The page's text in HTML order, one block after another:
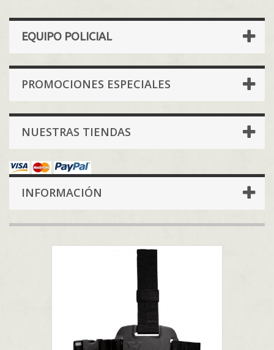
EQUIPO POLICIAL
PROMOCIONES ESPECIALES
NUESTRAS TIENDAS
INFORMACIÓN